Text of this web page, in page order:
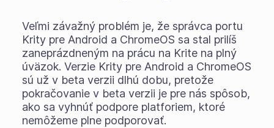
Veľmi závažný problém je, že správca portu
Krity pre Android a ChromeOS sa stal prilíš
zaneprázdneným na prácu na Krite na plný
úväzok. Verzie Krity pre Android a ChromeOS
sú už v beta verzii dlhú dobu, pretože
pokračovanie v beta verzii je pre nás spôsob,
ako sa vyhnúť podpore platforiem, ktoré
nemôžeme plne podporovať.